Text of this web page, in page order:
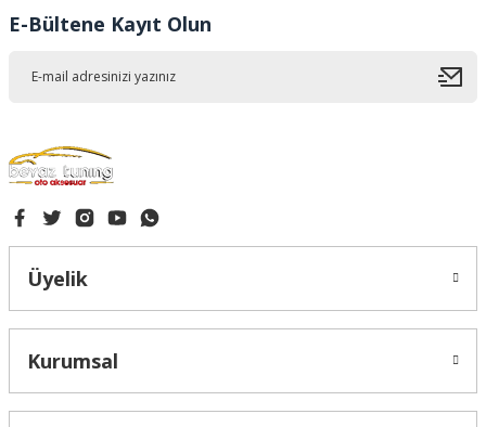
Bu ürüne benzer farklı alternatifler olmalı.
E-Bültene Kayıt Olun
Üyelik
Kurumsal